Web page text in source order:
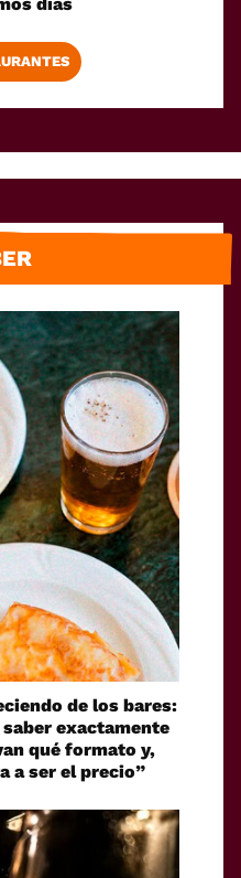
de los bares:
exactamente
qué formato y,
a ser el precio”